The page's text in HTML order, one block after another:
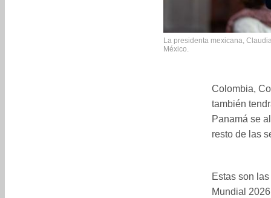
La presidenta mexicana,
México.
Colombia,
también
Panamá se
resto de las
Estas son
Mundial